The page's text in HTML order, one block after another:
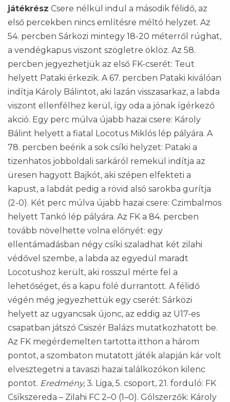
játékrész Csere nélkül indul a második félidő, az
első percekben nincs említésre méltó helyzet. Az
54. percben Sárközi mintegy 18-20 méterről rúghat,
a vendégkapus viszont szögletre öklöz. Az 58.
percben jegyezhetjük az első FK-cserét: Teut
helyett Pataki érkezik. A 67. percben Pataki kiválóan
indítja Károly Bálintot, aki lazán visszasarkaz, a labda
viszont ellenfélhez kerül, így oda a jónak ígérkező
akció. Egy perc múlva újabb hazai csere: Károly
Bálint helyett a fiatal Locotus Miklós lép pályára. A
78. percben beérik a sok csíki helyzet: Pataki a
tizenhatos jobboldali sarkáról remekül indítja az
üresen hagyott Bajkót, aki szépen elfekteti a
kapust, a labdát pedig a rövid alsó sarokba gurítja
(2-0). Két perc múlva újabb hazai csere: Czimbalmos
helyett Tankó lép pályára. Az FK a 84. percben
tovább növelhette volna előnyét: egy
ellentámadásban négy csíki szaladhat két zilahi
védővel szembe, a labda az egyedül maradt
Locotushoz került, aki rosszul mérte fel a
lehetőséget, és a kapu fölé durrantott. A félidő
végén még jegyezhettük egy cserét: Sárközi
helyett az ugyancsak újonc, az eddig az U17-es
csapatban játszó Csiszér Balázs mutatkozhatott be.
Az FK megérdemelten tartotta itthon a három
pontot, a szombaton mutatott játék alapján kár volt
elvesztegetni a tavaszi hazai találkozókon kilenc
pontot. Eredmény, 3. Liga, 5. csoport, 21. forduló: FK
Csíkszereda – Zilahi FC 2–0 (1–0). Gólszerzők: Károly